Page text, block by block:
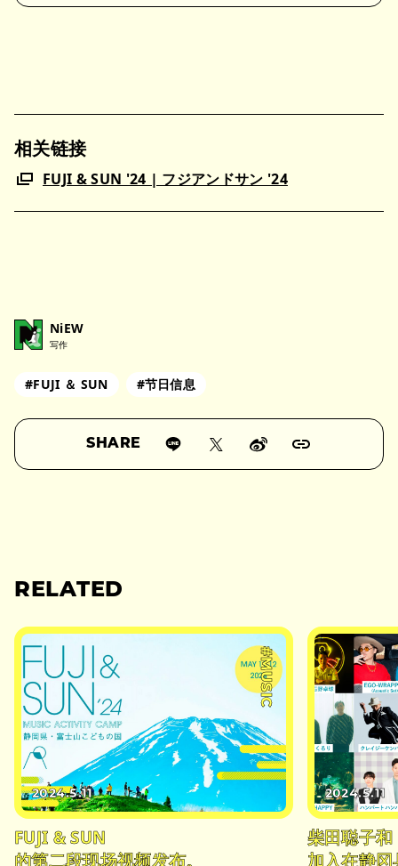
相关链接
FUJI & SUN '24 | フジアンドサン '24
NiEW
写作
#FUJI ＆ SUN #节日信息
SHARE
RELATED
#MUSIC
2024.5.11
FUJI & SUN
的第二段现场视频发布。
2024.5.11
柴田聪子和
加入在静